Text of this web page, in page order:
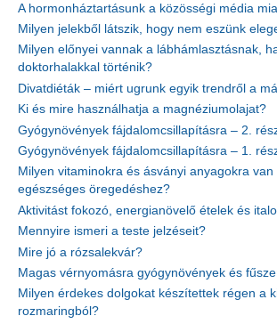
A hormonháztartásunk a közösségi média
Milyen jelekből látszik, hogy nem eszünk
Milyen előnyei vannak a lábhámlasztásnak,
doktorhalakkal történik?
Divatdiéták – miért ugrunk egyik trendről a
Ki és mire használhatja a magnéziumolajat?
Gyógynövények fájdalomcsillapításra – 2.
Gyógynövények fájdalomcsillapításra – 1.
Milyen vitaminokra és ásványi anyagokra
egészséges öregedéshez?
Aktivitást fokozó, energianövelő ételek és
Mennyire ismeri a teste jelzéseit?
Mire jó a rózsalekvár?
Magas vérnyomásra gyógynövények és
Milyen érdekes dolgokat készítettek régen a
rozmaringból?